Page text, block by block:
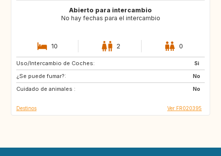
Abierto para intercambio
No hay fechas para el intercambio
10 2 0
Uso/Intercambio de Coches:
Si
¿Se puede fumar?:
No
Cuidado de animales :
No
IS
IT
Destinos Ver FR020395